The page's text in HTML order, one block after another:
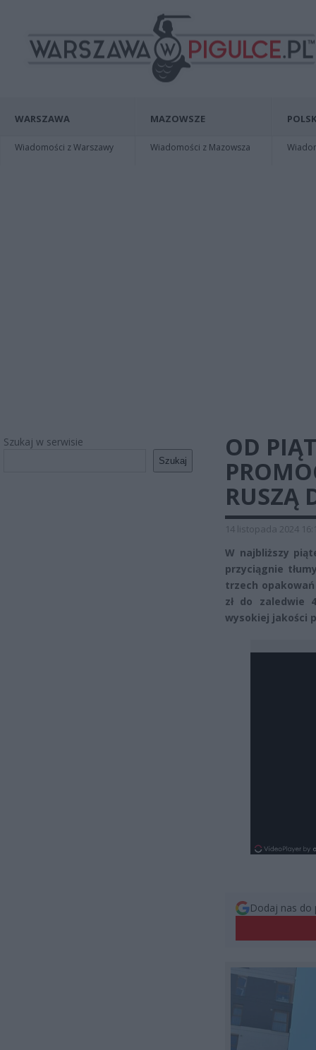
WARSZAWA
Wiadomości z Warszawy
MAZOWSZE
Wiadomości z Mazowsza
Szukaj w serwisie
Szukaj
OD
RUSZĄ
14 listopada 2024
W najbliższy
przyciągnie
trzech opakowań
zł do zaledwie
wysokiej jakości
Dodaj nas do